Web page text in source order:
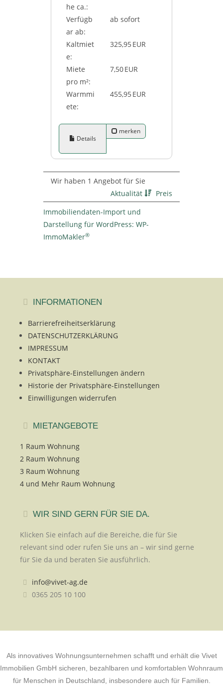
he ca.:
Verfügb
ar ab:
ab sofort
Kaltmiet
e:
325,95 EUR
Miete
pro m²:
7,50 EUR
Warmmi
ete:
455,95 EUR
Details
merken
Wir haben 1 Angebot für Sie
Aktualität
Preis
Immobiliendaten-Import und
Darstellung für WordPress: WP-
ImmoMakler®
INFORMATIONEN
Barrierefreiheitserklärung
DATENSCHUTZERKLÄRUNG
IMPRESSUM
KONTAKT
Privatsphäre-Einstellungen ändern
Historie der Privatsphäre-Einstellungen
Einwilligungen widerrufen
MIETANGEBOTE
1 Raum Wohnung
2 Raum Wohnung
3 Raum Wohnung
4 und Mehr Raum Wohnung
WIR SIND GERN FÜR SIE DA.
Klicken Sie einfach auf die Bereiche, die für Sie
relevant sind oder rufen Sie uns an – wir sind gerne
für Sie da und beraten Sie ausführlich.
info@vivet-ag.de
0365 205 10 100
Als innovatives Wohnungsunternehmen schafft und erhält die Vivet
Immobilien GmbH sicheren, bezahlbaren und komfortablen Wohnraum
für Menschen in Deutschland, insbesondere auch für Familien.